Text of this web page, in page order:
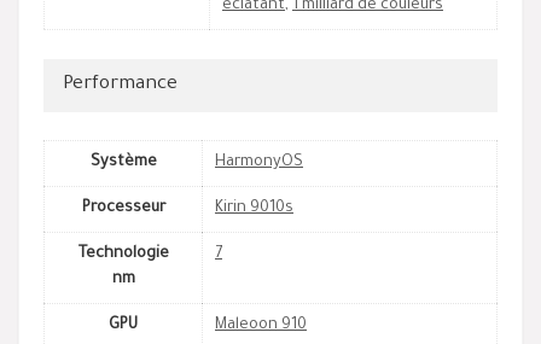
éclatant, 1 milliard de couleurs
Performance
Système HarmonyOS
Processeur Kirin 9010s
Technologie
nm
7
GPU Maleoon 910